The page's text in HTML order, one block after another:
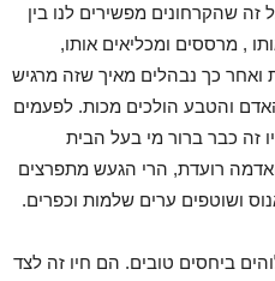
שהקרחונים מפשירים לנו בין
, מרססים ומכליאים אותו,
כך נבהלים מאיך שזה מרגיש
והטבע הולכים מכות. לפעמים
זה כבר ברור מי בעל הבית
רועדת, הרי הגעש מתפרצים
ושוטפים ערים שלמות וכפרים.
ביחסים טובים. הם חיו זה לצד